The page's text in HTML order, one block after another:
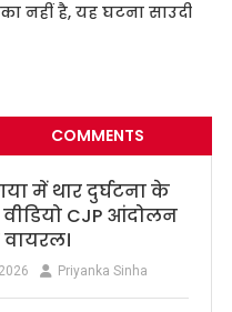
नहीं है, यह घटना साउदी
COMMENTS
में थार दुर्घटना के
वीडियो CJP आंदोलन
Priyanka Sinha